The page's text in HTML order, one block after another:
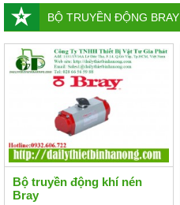
BỘ TRUYỀN ĐỘNG BRAY
Bộ truyền động khí nén
Bray